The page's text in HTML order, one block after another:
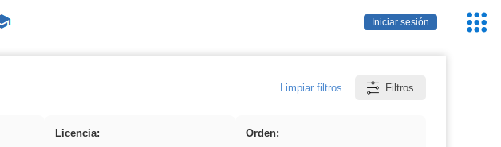
Iniciar sesión
Limpiar filtros Filtros
Licencia: Orden: